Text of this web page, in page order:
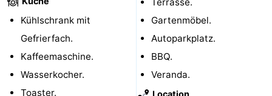
Kühlschrank mit
Gefrierfach.
Kaffeemaschine.
Wasserkocher.
Toaster.
Gartenmöbel.
Autoparkplatz.
BBQ.
Veranda.
Location